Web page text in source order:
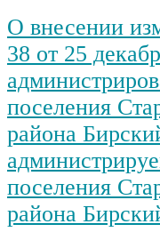
О внесении
38 от 25
поселения
района
поселения
района